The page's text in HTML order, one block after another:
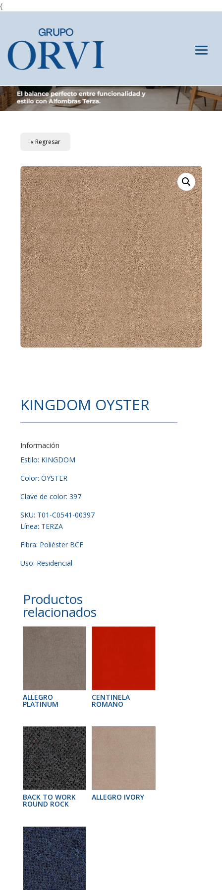
{
« Regresar
KINGDOM OYSTER
Información
Estilo: KINGDOM
Color: OYSTER
Clave de color: 397
SKU: T01-C0541-00397
Línea: TERZA
Fibra: Poliéster BCF
Uso: Residencial
Productos
relacionados
ALLEGRO
PLATINUM
CENTINELA
ROMANO
BACK TO WORK
ROUND ROCK
ALLEGRO IVORY